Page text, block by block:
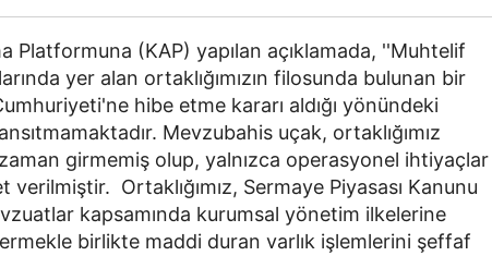
Platformuna (KAP) yapılan açıklamada, ''Muhtelif
yer alan ortaklığımızın filosunda bulunan bir
hibe etme kararı aldığı yönündeki
Mevzubahis uçak, ortaklığımız
girmemiş olup, yalnızca operasyonel ihtiyaçlar
verilmiştir. Ortaklığımız, Sermaye Piyasası Kanunu
kapsamında kurumsal yönetim ilkelerine
birlikte maddi duran varlık işlemlerini şeffaf